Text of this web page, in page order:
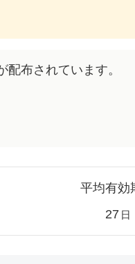
布されています。
平均有効
27 日